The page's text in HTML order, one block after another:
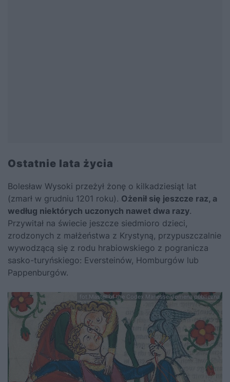
Ostatnie lata życia
Bolesław Wysoki przeżył żonę o kilkadziesiąt lat
(zmarł w grudniu 1201 roku). Ożenił się jeszcze raz, a
według niektórych uczonych nawet dwa razy.
Przywitał na świecie jeszcze siedmioro dzieci,
zrodzonych z małżeństwa z Krystyną, przypuszczalnie
wywodzącą się z rodu hrabiowskiego z pogranicza
sasko-turyńskiego: Eversteinów, Homburgów lub
Pappenburgów.
fot.Master of the Codex Manesse/domena publiczna